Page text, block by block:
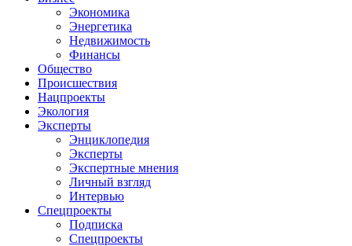
Экономика
Энергетика
Недвижимость
Финансы
Общество
Происшествия
Нацпроекты
Экология
Эксперты
Энциклопедия
Эксперты
Экспертные мнения
Личный взгляд
Интервью
Спецпроекты
Подписка
Спецпроекты